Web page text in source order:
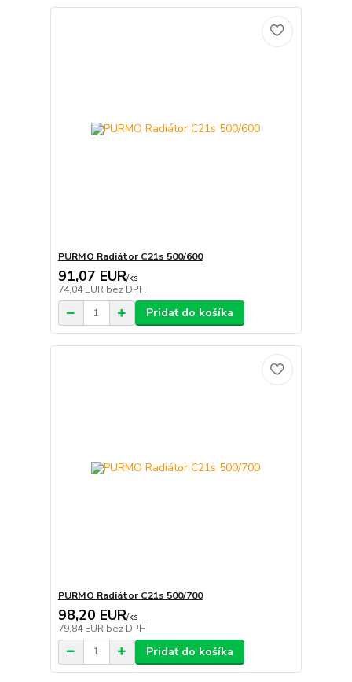
PURMO Radiátor C21s 500/600
91,07 EUR/ks
74,04 EUR bez DPH
Pridať do košíka
PURMO Radiátor C21s 500/700
98,20 EUR/ks
79,84 EUR bez DPH
Pridať do košíka